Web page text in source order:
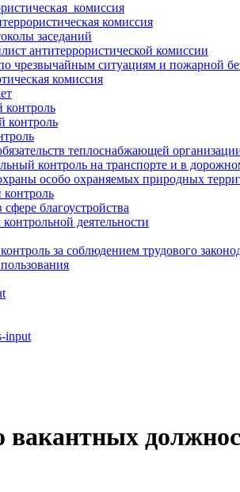
комиссия
комиссия
заседаний
антитеррористической комиссии
чрезвычайным ситуациям и пожарной
комиссия
теплоснабжающей
контроль на транспорте и в
особо охраняемых природных
благоустройства
контрольной деятельности
за соблюдением трудового
input
вакантных